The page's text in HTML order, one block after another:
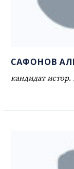
САФОНОВ
кандидат